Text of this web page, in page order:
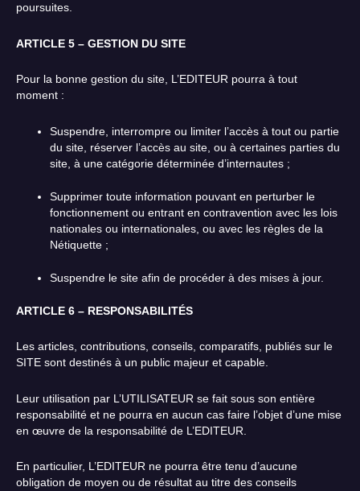
poursuites.
ARTICLE 5 – GESTION DU SITE
Pour la bonne gestion du site, L’EDITEUR pourra à tout
moment :
Suspendre, interrompre ou limiter l’accès à tout ou partie
du site, réserver l’accès au site, ou à certaines parties du
site, à une catégorie déterminée d’internautes ;
Supprimer toute information pouvant en perturber le
fonctionnement ou entrant en contravention avec les lois
nationales ou internationales, ou avec les règles de la
Nétiquette ;
Suspendre le site afin de procéder à des mises à jour.
ARTICLE 6 – RESPONSABILITÉS
Les articles, contributions, conseils, comparatifs, publiés sur le
SITE sont destinés à un public majeur et capable.
Leur utilisation par L’UTILISATEUR se fait sous son entière
responsabilité et ne pourra en aucun cas faire l’objet d’une mise
en œuvre de la responsabilité de L’EDITEUR.
En particulier, L’EDITEUR ne pourra être tenu d’aucune
obligation de moyen ou de résultat au titre des conseils